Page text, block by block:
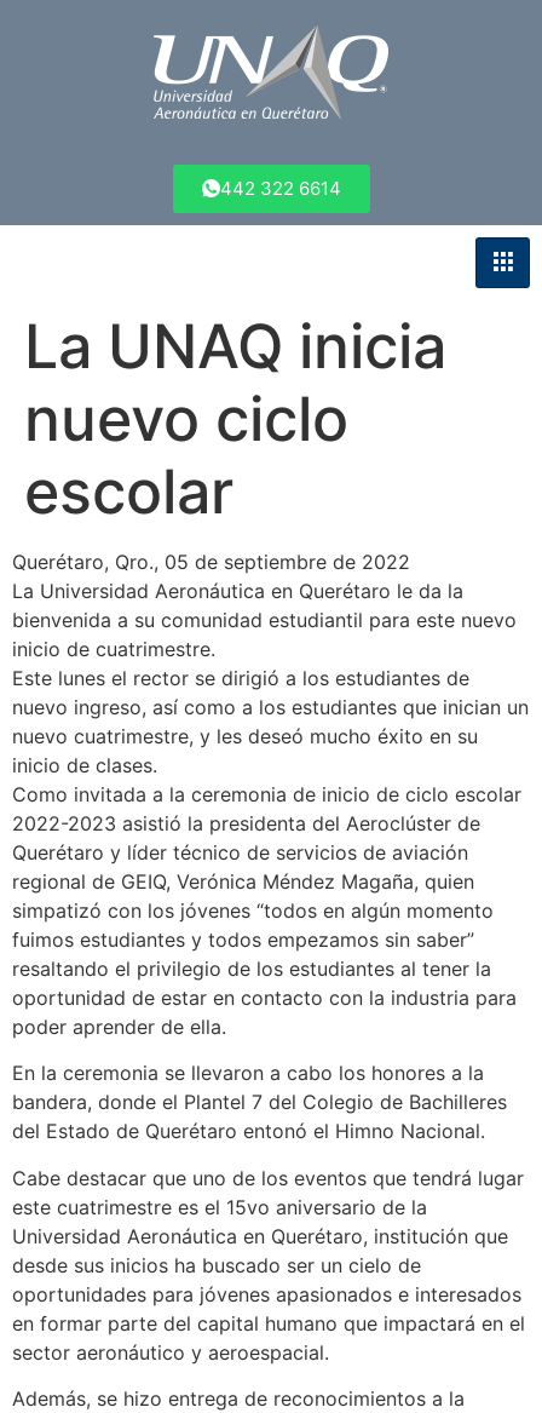
442 322 6614
La UNAQ inicia
nuevo ciclo
escolar
Querétaro, Qro., 05 de septiembre de 2022
La Universidad Aeronáutica en Querétaro le da la
bienvenida a su comunidad estudiantil para este nuevo
inicio de cuatrimestre.
Este lunes el rector se dirigió a los estudiantes de
nuevo ingreso, así como a los estudiantes que inician un
nuevo cuatrimestre, y les deseó mucho éxito en su
inicio de clases.
Como invitada a la ceremonia de inicio de ciclo escolar
2022-2023 asistió la presidenta del Aeroclúster de
Querétaro y líder técnico de servicios de aviación
regional de GEIQ, Verónica Méndez Magaña, quien
simpatizó con los jóvenes “todos en algún momento
fuimos estudiantes y todos empezamos sin saber”
resaltando el privilegio de los estudiantes al tener la
oportunidad de estar en contacto con la industria para
poder aprender de ella.
En la ceremonia se llevaron a cabo los honores a la
bandera, donde el Plantel 7 del Colegio de Bachilleres
del Estado de Querétaro entonó el Himno Nacional.
Cabe destacar que uno de los eventos que tendrá lugar
este cuatrimestre es el 15vo aniversario de la
Universidad Aeronáutica en Querétaro, institución que
desde sus inicios ha buscado ser un cielo de
oportunidades para jóvenes apasionados e interesados
en formar parte del capital humano que impactará en el
sector aeronáutico y aeroespacial.
Además, se hizo entrega de reconocimientos a la